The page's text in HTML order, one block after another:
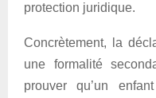
protection juridique.
Concrètement, la
une formalité
prouver qu’un